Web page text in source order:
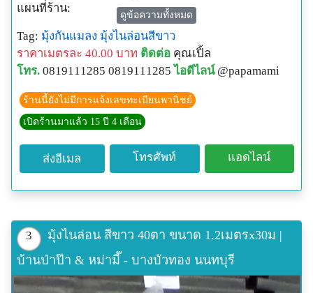
แผนที่ร้าน:
http://www.papamami.com/index.phplay=show&ac=arti
cle&Id=539360476
พิกัดGPSของร้าน:
N13o54' 12.3"
E100o24' 27.8"
ดูข้อความทั้งหมด
Tag: มุ้งกันแมลง มุ้งไนล่อนสีขาว
ราคาเมตรละ 40.00 บาท ติดต่อ คุณเปิ้ล
โทร. 0819111285 0819111285 ไอดีไลน์ @papamami
ร้านนี้ยังไม่มีการแจ้งเลขทะเบียนพานิชย์
เปิดร้านมาแล้ว 15 ปี 4 เดือน
ส่งอีเมล โทรศัพท์ แอดไลน์
3
มุ้งไนล่อน สีขาว 40ตา ขนาด 1.2เมตรx30ม |
บ้านป่าป๊า & หม่ามี๊ - บางบัวทอง นนทบุรี